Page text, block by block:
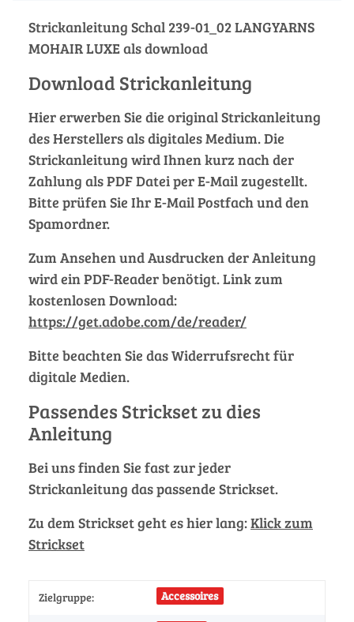
Strickanleitung Schal 239-01_02 LANGYARNS
MOHAIR LUXE als download
Download Strickanleitung
Hier erwerben Sie die original Strickanleitung
des Herstellers als digitales Medium. Die
Strickanleitung wird Ihnen kurz nach der
Zahlung als PDF Datei per E-Mail zugestellt.
Bitte prüfen Sie Ihr E-Mail Postfach und den
Spamordner.
Zum Ansehen und Ausdrucken der Anleitung
wird ein PDF-Reader benötigt. Link zum
kostenlosen Download:
https://get.adobe.com/de/reader/
Bitte beachten Sie das Widerrufsrecht für
digitale Medien.
Passendes Strickset zu dies
Anleitung
Bei uns finden Sie fast zur jeder
Strickanleitung das passende Strickset.
Zu dem Strickset geht es hier lang:Klick zum
Strickset
Zielgruppe: Accessoires